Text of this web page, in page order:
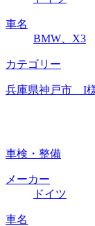
車名
BMW、X3
カテゴリー
兵庫県神戸市 I
車検・整備
メーカー
ドイツ
車名